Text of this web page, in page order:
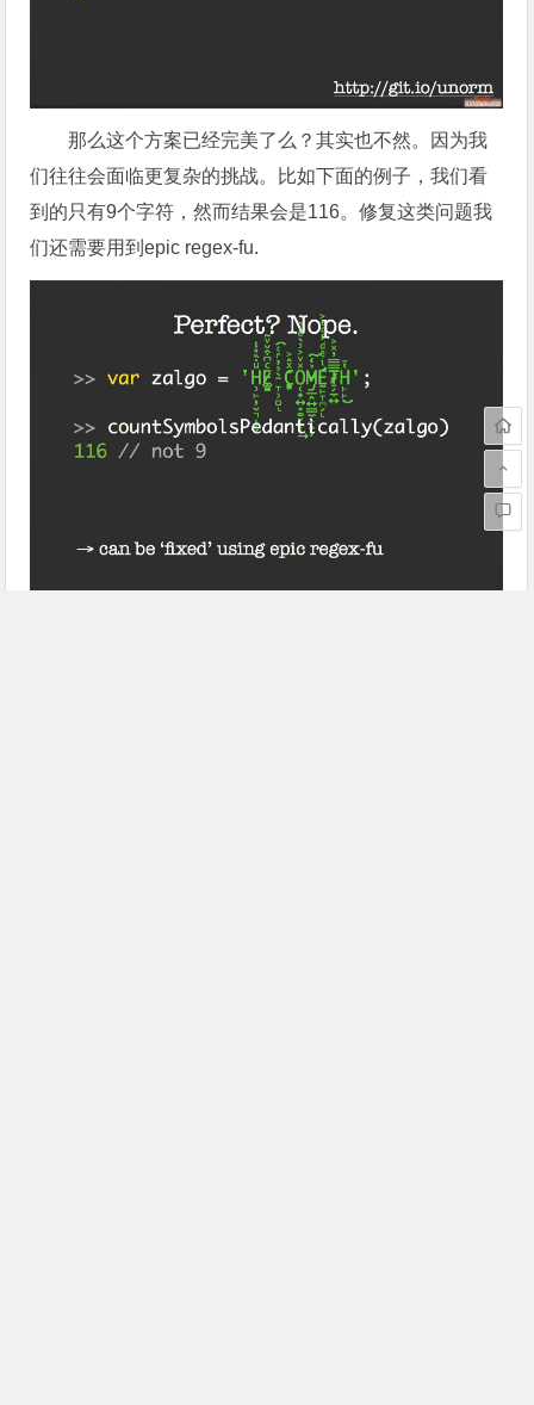
那么这个方案已经完美了么？其实也不然。因为我
们往往会面临更复杂的挑战。比如下面的例子，我们看
到的只有9个字符，然而结果会是116。修复这类问题我
们还需要用到epic regex-fu.